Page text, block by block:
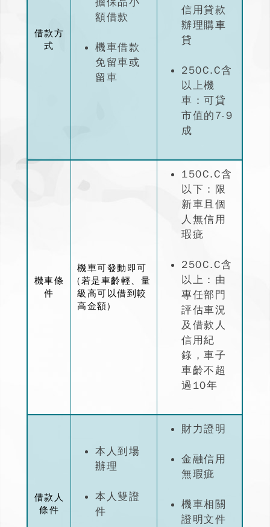
借款方
式
額借款
機車借款
免留車或
留車
信用貸款
辦理購車
貸
250C.C含
以上機
車：可貸
市值的7-9
成
機車條
件
機車可發動即可
(若是車齡輕、量
級高可以借到較
高金額)
150C.C含
以下：限
新車且個
人無信用
瑕疵
250C.C含
以上：由
專任部門
評估車況
及借款人
信用紀
錄，車子
車齡不超
過10年
借款人
條件
本人到場
辦理
本人雙證
件
財力證明
金融信用
無瑕疵
機車相關
證明文件